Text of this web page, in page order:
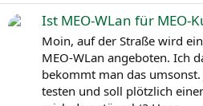
Ist MEO-WLan für MEO-
Moin, auf der Straße wird
MEO-WLan angeboten. Ich
bekommt man das
testen und soll plötzlich